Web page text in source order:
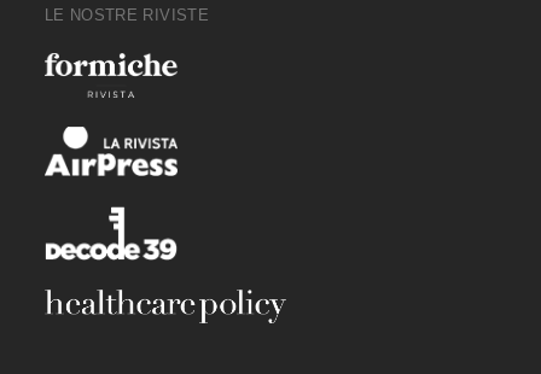
LE NOSTRE RIVISTE